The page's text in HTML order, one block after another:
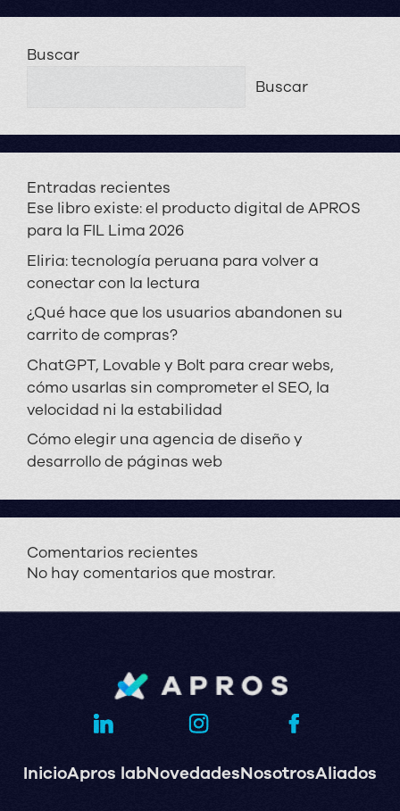
Buscar
Buscar
Entradas recientes
Ese libro existe: el producto digital de APROS
para la FIL Lima 2026
Eliria: tecnología peruana para volver a
conectar con la lectura
¿Qué hace que los usuarios abandonen su
carrito de compras?
ChatGPT, Lovable y Bolt para crear webs,
cómo usarlas sin comprometer el SEO, la
velocidad ni la estabilidad
Cómo elegir una agencia de diseño y
desarrollo de páginas web
Comentarios recientes
No hay comentarios que mostrar.
InicioApros labNovedadesNosotrosAliados